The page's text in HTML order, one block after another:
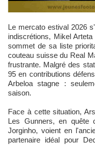
Le mercato estival 2026 s'annonce brûlant. Selon les dernières
indiscrétions, Mikel
sommet de sa liste
couteau suisse du Real
frustrante. Malgré des
95 en contributions
Arbeloa stagne :
saison.
Face à cette situation,
Les Gunners, en quête
Jorginho, voient en
partenaire idéal pour